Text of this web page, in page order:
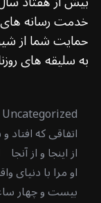
خدمت رسانه
حمایت شما از
به سلیقه های
Uncategorized
اتفاقی که
از اینجا و از آنجا
او مرا با دنیای
بیست و چهار